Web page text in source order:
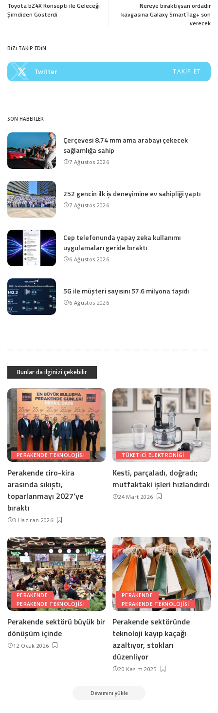
Toyota bZ4X Konsepti ile Geleceği
Şimdiden Gösterdi
Nereye bıraktıysan ordadır
kavgasına Galaxy SmartTag+ son
verecek
BİZİ TAKİP EDİN
Twitter TAKIP ET
SON HABERLER
Çerçevesi 8.74 mm ama arabayı çekecek
sağlamlığa sahip
7 Ağustos 2026
252 gencin ilk iş deneyimine ev sahipliği yaptı
7 Ağustos 2026
Cep telefonunda yapay zeka kullanımı
uygulamaları geride bıraktı
6 Ağustos 2026
5G ile müşteri sayısını 57.6 milyona taşıdı
6 Ağustos 2026
Bunlar da ilginizi çekebilir
PERAKENDE TEKNOLOJISI
Perakende ciro-kira
arasında sıkıştı,
toparlanmayı 2027’ye
bıraktı
3 Haziran 2026
TÜKETICI ELEKTRONIĞI
Kesti, parçaladı, doğradı;
mutfaktaki işleri hızlandırdı
24 Mart 2026
PERAKENDE
PERAKENDE TEKNOLOJISI
Perakende sektörü büyük bir
dönüşüm içinde
12 Ocak 2026
PERAKENDE
PERAKENDE TEKNOLOJISI
Perakende sektöründe
teknoloji kayıp kaçağı
azaltıyor, stokları
düzenliyor
20 Kasım 2025
Devamını yükle